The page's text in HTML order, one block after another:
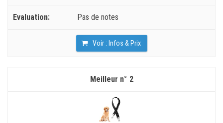
Pas de notes
Voir : Infos & Prix
2